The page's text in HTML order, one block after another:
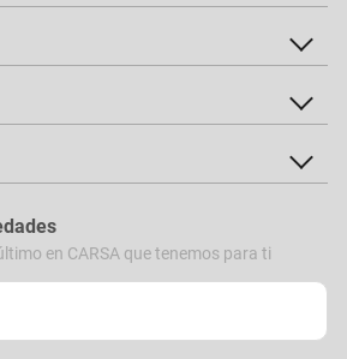
en CARSA que tenemos para ti